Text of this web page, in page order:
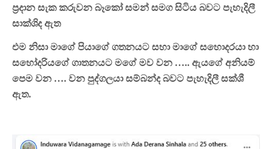
ප්‍රදාන සැක කරුවන බෑකෝ සමන් සමග සිටිය බවට පැහැදිලී
සාක්ශිද ඇත
එම නිසා මාගේ පියාගේ ගතනයට සහා මාගේ සහොදරයා හා
සහෝදරියගේ ගාතනයට මගේ මව වන ….. ඇයගේ අනියම්
පෙම වන …. වන පුද්ගලයා සම්බන්ද බවට පැහැදිලී සක්ශී
ඇත.